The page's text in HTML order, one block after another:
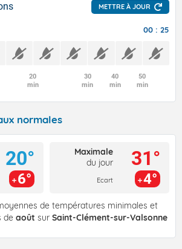
METTRE À JOUR
00 : 25
20
min
30
min
40
min
50
min
normales
20°
6°
Maximale
du jour
Ecart
31°
4°
de températures minimales et
de août sur Saint-Clément-sur-Valsonne